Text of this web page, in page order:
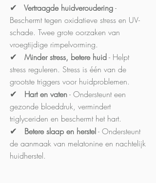
✔ Vertraagde huidveroudering-
Beschermt tegen oxidatieve stress en UV-
schade. Twee grote oorzaken van
vroegtijdige rimpelvorming.
✔ Minder stress, betere huid- Helpt
stress reguleren. Stress is één van de
grootste triggers voor huidproblemen.
✔ Hart en vaten- Ondersteunt een
gezonde bloeddruk, vermindert
triglyceriden en beschermt het hart.
✔ Betere slaap en herstel- Ondersteunt
de aanmaak van melatonine en nachtelijk
huidherstel.